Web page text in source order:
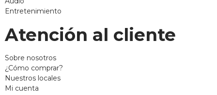
Entretenimiento
Atención al cliente
Sobre nosotros
¿Cómo comprar?
Nuestros locales
Mi cuenta